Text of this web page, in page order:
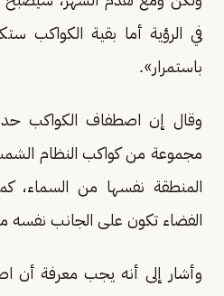
في الرؤية أما بقية الكواكب
باستمرار».
وقال إن اصطفاف الكواكب
مجموعة من كواكب النظام
المنطقة نفسها من السماء،
الفضاء تكون على الجانب
وأشار إلى أنه يجب معرفة أن